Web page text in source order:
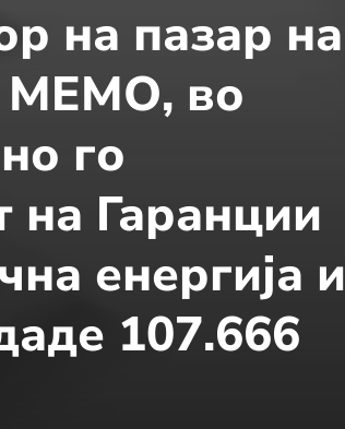
на пазар на
МЕМО, во
го
на Гаранции
енергија и
107.666